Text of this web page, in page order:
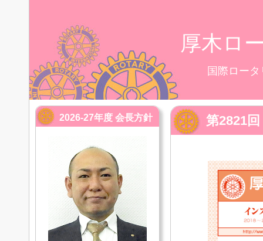
厚木ロ
国際ロー
第2821
2026-27年度 会長方針